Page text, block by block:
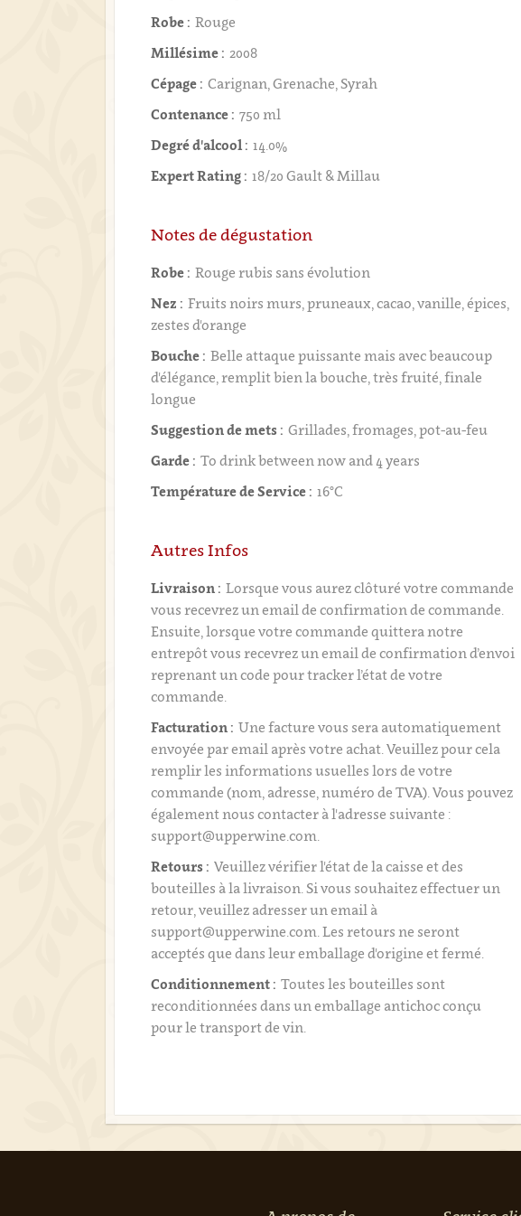
Robe : Rouge
Millésime : 2008
Cépage : Carignan, Grenache, Syrah
Contenance : 750 ml
Degré d'alcool : 14.0%
Expert Rating : 18/20 Gault & Millau
Notes de dégustation
Robe : Rouge rubis sans évolution
Nez : Fruits noirs murs, pruneaux, cacao, vanille, épices,
zestes d'orange
Bouche : Belle attaque puissante mais avec beaucoup
d'élégance, remplit bien la bouche, très fruité, finale
longue
Suggestion de mets : Grillades, fromages, pot-au-feu
Garde : To drink between now and 4 years
Température de Service : 16°C
Autres Infos
Livraison : Lorsque vous aurez clôturé votre commande
vous recevrez un email de confirmation de commande.
Ensuite, lorsque votre commande quittera notre
entrepôt vous recevrez un email de confirmation d’envoi
reprenant un code pour tracker l’état de votre
commande.
Facturation : Une facture vous sera automatiquement
envoyée par email après votre achat. Veuillez pour cela
remplir les informations usuelles lors de votre
commande (nom, adresse, numéro de TVA). Vous pouvez
également nous contacter à l'adresse suivante :
support@upperwine.com.
Retours : Veuillez vérifier l'état de la caisse et des
bouteilles à la livraison. Si vous souhaitez effectuer un
retour, veuillez adresser un email à
support@upperwine.com. Les retours ne seront
acceptés que dans leur emballage d'origine et fermé.
Conditionnement : Toutes les bouteilles sont
reconditionnées dans un emballage antichoc conçu
pour le transport de vin.